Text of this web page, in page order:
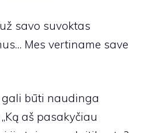
savo suvoktas
Mes vertiname save
būti naudinga
aš pasakyčiau